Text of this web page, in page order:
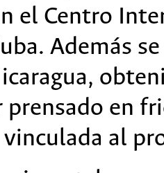
el Centro
Además
prensado en
vinculada al